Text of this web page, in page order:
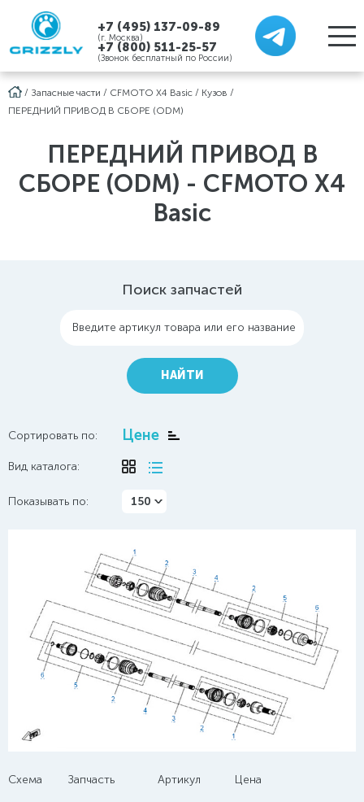
+7 (495) 137-09-89
(г. Москва)
+7 (800) 511-25-57
(Звонок бесплатный по России)
/ Запасные части / CFMOTO X4 Basic / Кузов /
ПЕРЕДНИЙ ПРИВОД В СБОРЕ (ODM)
ПЕРЕДНИЙ ПРИВОД В
СБОРЕ (ODM) - CFMOTO X4
Basic
Поиск запчастей
Введите артикул товара или его название
НАЙТИ
Сортировать по: Цене
Вид каталога:
Показывать по: 150
Схема Запчасть Артикул Цена